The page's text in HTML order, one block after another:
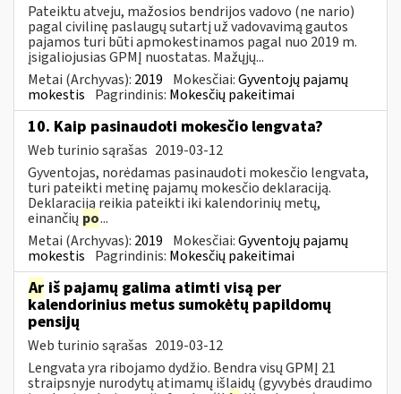
Pateiktu atveju, mažosios bendrijos vadovo (ne nario)
pagal civilinę paslaugų sutartį už vadovavimą gautos
pajamos turi būti apmokestinamos pagal nuo 2019 m.
įsigaliojusias GPMĮ nuostatas. Mažųjų...
Metai (Archyvas): 2019 Mokesčiai:Gyventojų pajamų
mokestis Pagrindinis: Mokesčių pakeitimai
10. Kaip pasinaudoti mokesčio lengvata?
Web turinio sąrašas 2019-03-12
Gyventojas, norėdamas pasinaudoti mokesčio lengvata,
turi pateikti metinę pajamų mokesčio deklaraciją.
Deklaraciją reikia pateikti iki kalendorinių metų,
einančių po...
Metai (Archyvas): 2019 Mokesčiai:Gyventojų pajamų
mokestis Pagrindinis: Mokesčių pakeitimai
Ar iš pajamų galima atimti visą per
kalendorinius metus sumokėtų papildomų
pensijų
Web turinio sąrašas 2019-03-12
Lengvata yra ribojamo dydžio. Bendra visų GPMĮ 21
straipsnyje nurodytų atimamų išlaidų (gyvybės draudimo